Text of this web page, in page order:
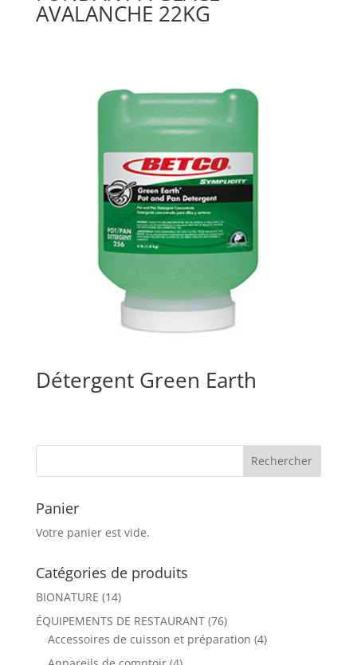
AVALANCHE 22KG
Détergent Green Earth
Panier
Votre panier est vide.
Catégories de produits
BIONATURE (14)
ÉQUIPEMENTS DE RESTAURANT (76)
Accessoires de cuisson et préparation (4)